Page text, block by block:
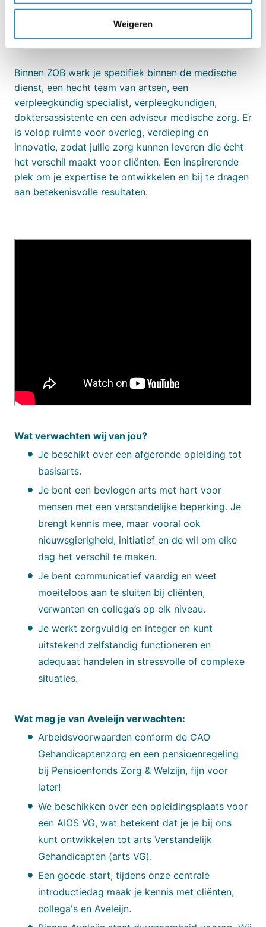
Weigeren
van gedragswetenschappers en psychodiagnostisch
medewerkers tot vaktherapeuten, allemaal gedreven
om de best mogelijke zorg te bieden.
Binnen ZOB werk je specifiek binnen de medische
dienst, een hecht team van artsen, een
verpleegkundig specialist, verpleegkundigen,
doktersassistente en een adviseur medische zorg. Er
is volop ruimte voor overleg, verdieping en
innovatie, zodat jullie zorg kunnen leveren die écht
het verschil maakt voor cliënten. Een inspirerende
plek om je expertise te ontwikkelen en bij te dragen
aan betekenisvolle resultaten.
Wat verwachten wij van jou?
Je beschikt over een afgeronde opleiding tot
basisarts.
Je bent een bevlogen arts met hart voor
mensen met een verstandelijke beperking. Je
brengt kennis mee, maar vooral ook
nieuwsgierigheid, initiatief en de wil om elke
dag het verschil te maken.
Je bent communicatief vaardig en weet
moeiteloos aan te sluiten bij cliënten,
verwanten en collega’s op elk niveau.
Je werkt zorgvuldig en integer en kunt
uitstekend zelfstandig functioneren en
adequaat handelen in stressvolle of complexe
situaties.
Wat mag je van Aveleijn verwachten:
Arbeidsvoorwaarden conform de CAO
Gehandicaptenzorg en een pensioenregeling
bij Pensioenfonds Zorg & Welzijn, fijn voor
later!
We beschikken over een opleidingsplaats voor
een AIOS VG, wat betekent dat je je bij ons
kunt ontwikkelen tot arts Verstandelijk
Gehandicapten (arts VG).
Een goede start, tijdens onze centrale
introductiedag maak je kennis met cliënten,
collega's en Aveleijn.